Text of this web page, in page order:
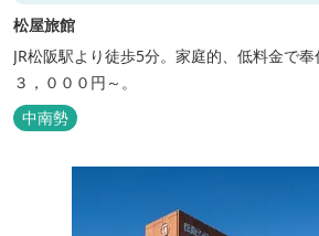
松屋旅館
JR松阪駅より徒歩5分。家庭的、低料金で
３，０００円～。
中南勢